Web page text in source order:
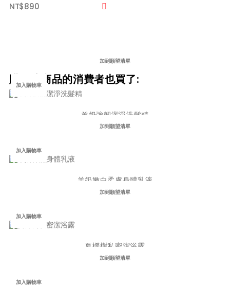
NT$890
購買此商品的消費者也買了:
加到願望清單
加入購物車
羊奶強韌潔淨洗髮精
NT$380
加到願望清單
加入購物車
羊奶嫩白柔膚身體乳液
NT$680
加到願望清單
加入購物車
夏櫟樹私密潔浴露
NT$390
加到願望清單
加入購物車